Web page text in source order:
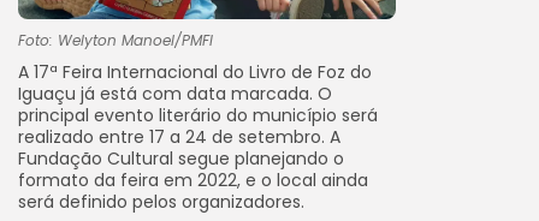
Foto: Welyton Manoel/PMFI
A 17ª Feira Internacional do Livro de Foz do
Iguaçu já está com data marcada. O
principal evento literário do município será
realizado entre 17 a 24 de setembro. A
Fundação Cultural segue planejando o
formato da feira em 2022, e o local ainda
será definido pelos organizadores.